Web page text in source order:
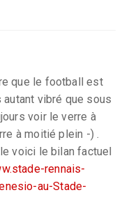
que le football est
autant vibré que sous
voir le verre à
à moitié plein -) .
voici le bilan factuel
rennais-
au-Stade-